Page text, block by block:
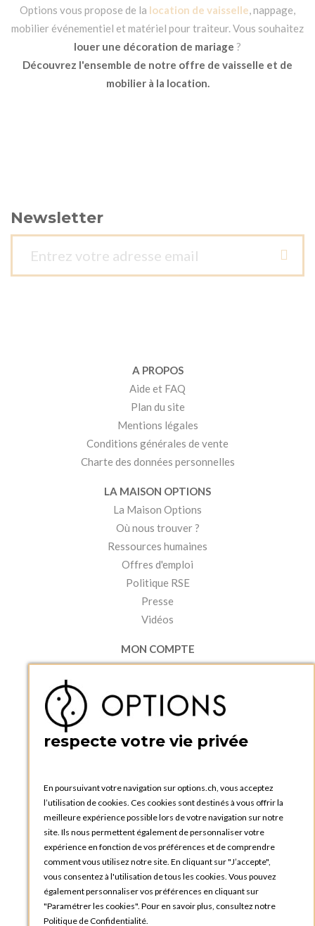
Options vous propose de la location de vaisselle, nappage,
mobilier événementiel et matériel pour traiteur. Vous souhaitez
louer une décoration de mariage ?
Découvrez l'ensemble de notre offre de vaisselle et de
mobilier à la location.
Newsletter
A PROPOS
Aide et FAQ
Plan du site
Mentions légales
Conditions générales de vente
Charte des données personnelles
LA MAISON OPTIONS
La Maison Options
Où nous trouver ?
Ressources humaines
Offres d'emploi
Politique RSE
Presse
Vidéos
MON COMPTE
Accéder à mon compte
Créer un compte
PRATIQUE
Catalogues et bons de commande
Tutoriels
OPTIONS GENÈVE
81, Route du Bois-des-Frères
1219 Le Lignon
respecte votre vie privée
En poursuivant votre navigation sur options.ch, vous acceptez
l’utilisation de cookies. Ces cookies sont destinés à vous offrir la
meilleure expérience possible lors de votre navigation sur notre
site. Ils nous permettent également de personnaliser votre
expérience en fonction de vos préférences et de comprendre
comment vous utilisez notre site. En cliquant sur "J’accepte",
vous consentez à l'utilisation de tous les cookies. Vous pouvez
également personnaliser vos préférences en cliquant sur
"Paramétrer les cookies". Pour en savoir plus, consultez notre
Politique de Confidentialité.